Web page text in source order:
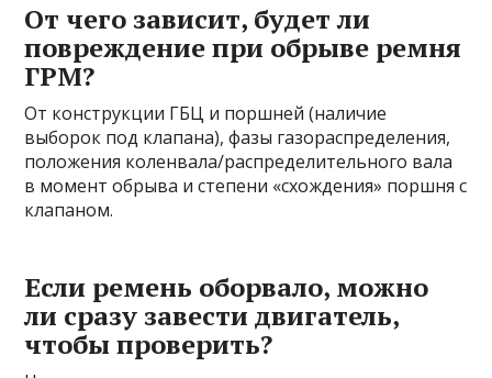
От чего зависит, будет ли
повреждение при обрыве ремня
ГРМ?
От конструкции ГБЦ и поршней (наличие
выборок под клапана), фазы газораспределения,
положения коленвала/распределительного вала
в момент обрыва и степени «схождения» поршня с
клапаном.
Если ремень оборвало, можно
ли сразу завести двигатель,
чтобы проверить?